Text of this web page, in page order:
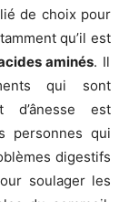
de choix pour
qu’il est
aminés. Il
qui sont
est
personnes qui
digestifs
soulager les